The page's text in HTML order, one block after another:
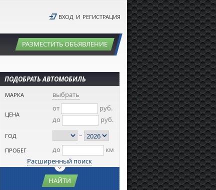
ВХОД И РЕГИСТРАЦИЯ
РАЗМЕСТИТЬ ОБЪЯВЛЕНИЕ
ПОДОБРАТЬ АВТОМОБИЛЬ
МАРКА выбрать
ЦЕНА
от
руб.
до
руб.
ГОД –
ПРОБЕГ до
км
Расширенный поиск
НАЙТИ